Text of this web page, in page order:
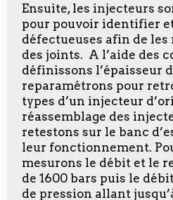
Ensuite, les injecteurs
pour pouvoir identifier
défectueuses afin de
des joints. A l’aide des
définissons l’épaisseur
reparamétrons pour
types d’un injecteur
réassemblage des
retestons sur le banc
leur fonctionnement.
mesurons le débit et le
de 1600 bars puis le
de pression allant